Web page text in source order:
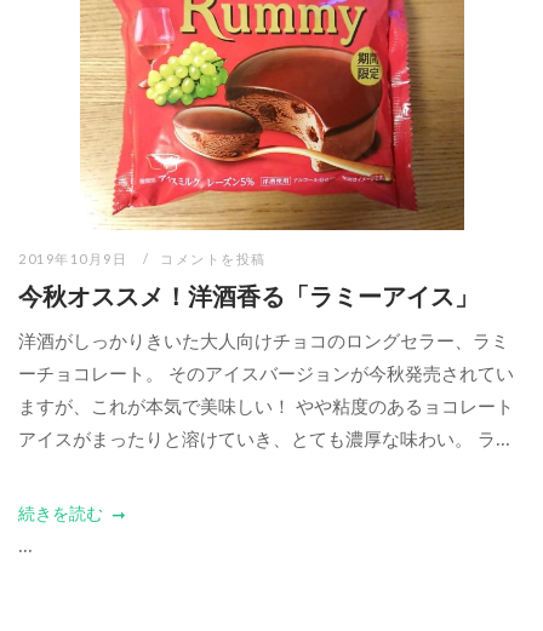
2019年10月9日 コメントを投稿
今秋オススメ！洋酒香る「ラミーアイス」
洋酒がしっかりきいた大人向けチョコのロングセラー、ラミ
ーチョコレート。 そのアイスバージョンが今秋発売されてい
ますが、これが本気で美味しい！ やや粘度のあるョコレート
アイスがまったりと溶けていき、とても濃厚な味わい。 ラ...
続きを読む
...